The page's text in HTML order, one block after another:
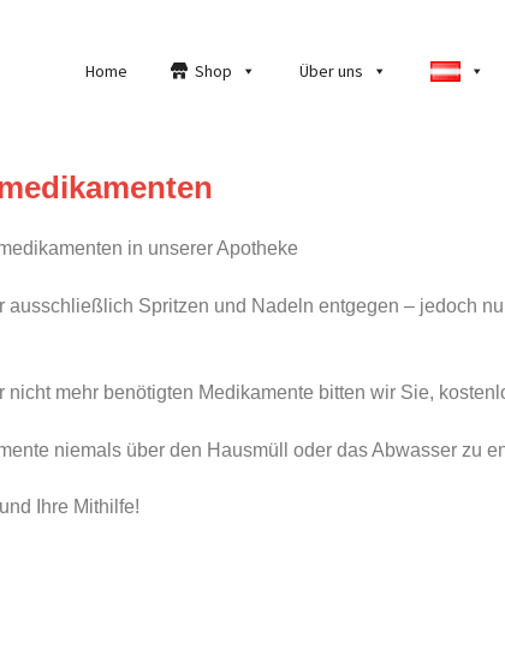
Home Shop Über uns
in unserer Apotheke
ausschließlich Spritzen und Nadeln entgegen – jedoch
mehr benötigten Medikamente bitten wir Sie,
niemals über den Hausmüll oder das Abwasser zu
Ihre Mithilfe!